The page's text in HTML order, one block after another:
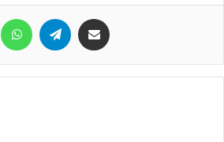
Reddit WhatsAppTelegram